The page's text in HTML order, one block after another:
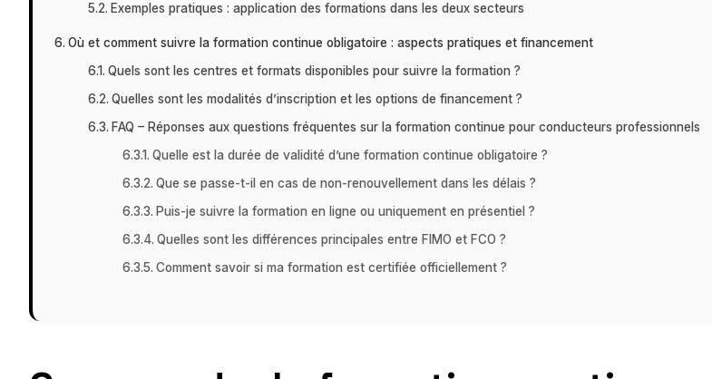
Exemples pratiques : application des formations dans les deux secteurs
Où et comment suivre la formation continue obligatoire : aspects pratiques et financement
Quels sont les centres et formats disponibles pour suivre la formation ?
Quelles sont les modalités d’inscription et les options de financement ?
FAQ – Réponses aux questions fréquentes sur la formation continue pour conducteurs professionnels
Quelle est la durée de validité d’une formation continue obligatoire ?
Que se passe-t-il en cas de non-renouvellement dans les délais ?
Puis-je suivre la formation en ligne ou uniquement en présentiel ?
Quelles sont les différences principales entre FIMO et FCO ?
Comment savoir si ma formation est certifiée officiellement ?